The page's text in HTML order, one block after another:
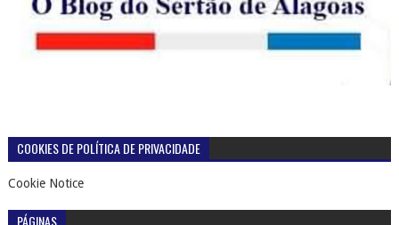
COOKIES DE POLÍTICA DE PRIVACIDADE
Cookie Notice
PÁGINAS